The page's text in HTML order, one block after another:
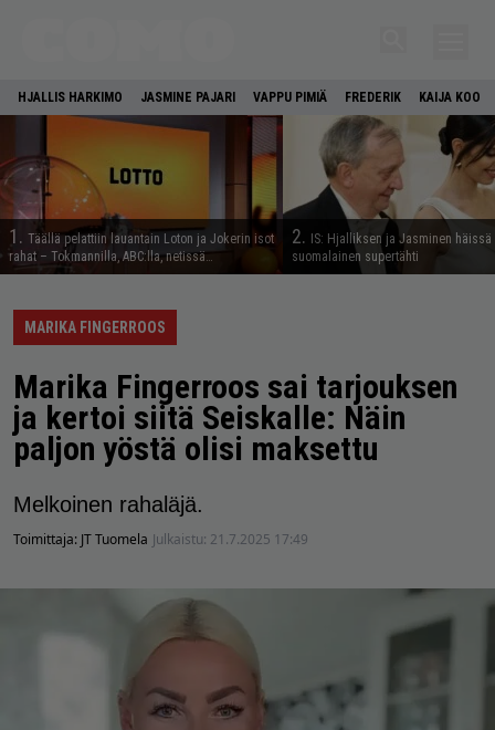
HJALLIS HARKIMO JASMINE PAJARI VAPPU PIMIÄ FREDERIK KAIJA KOO
1. Täällä pelattiin lauantain Loton ja Jokerin isot
rahat – Tokmannilla, ABC:lla, netissä…
2.
IS: Hjalliksen ja Jasminen häissä
suomalainen supertähti
MARIKA FINGERROOS
Marika Fingerroos sai tarjouksen
ja kertoi siitä Seiskalle: Näin
paljon yöstä olisi maksettu
Melkoinen rahaläjä.
Toimittaja: JT Tuomela Julkaistu: 21.7.2025 17:49